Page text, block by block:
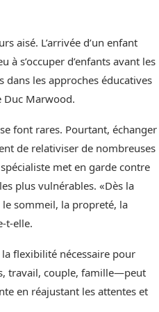
aisé. L’arrivée d’un enfant
s’occuper d’enfants avant les
les approches éducatives
Duc Marwood.
font rares. Pourtant, échanger
de relativiser de nombreuses
met en garde contre
plus vulnérables. «Dès la
sommeil, la propreté, la
t-elle.
flexibilité nécessaire pour
travail, couple, famille—peut
en réajustant les attentes et